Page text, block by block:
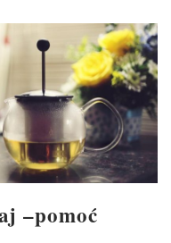
–pomoć